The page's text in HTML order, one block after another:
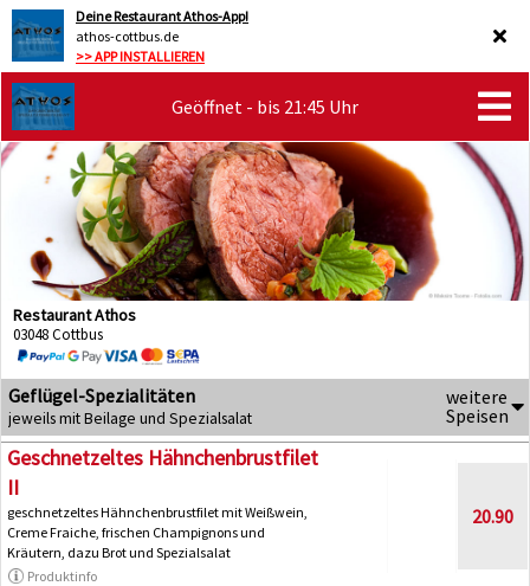
Deine Restaurant Athos-App!
athos-cottbus.de
>> APP INSTALLIEREN
Geöffnet - bis 21:45 Uhr
Restaurant Athos
03048 Cottbus
Geflügel-Spezialitäten
jeweils mit Beilage und Spezialsalat
weitere
Speisen
Geschnetzeltes Hähnchenbrustfilet
II
geschnetzeltes Hähnchenbrustfilet mit Weißwein,
Creme Fraiche, frischen Champignons und
Kräutern, dazu Brot und Spezialsalat
Produktinfo
20.90